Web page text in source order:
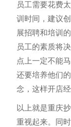
员工需要花费
训时间，建议
展招聘和培训
员工的素质将
点上一定不能
还要培养他们
念，这样开店
以上就是重庆
重视起来。同